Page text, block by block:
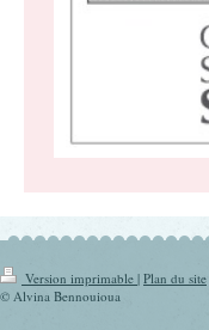
Version imprimable | Plan du site
© Alvina Bennouioua